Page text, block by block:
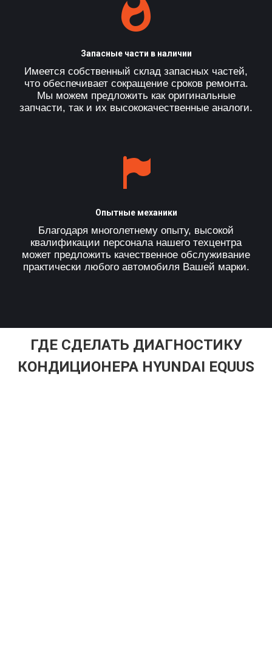
Запасные части в наличии
Имеется собственный склад запасных частей,
что обеспечивает сокращение сроков ремонта.
Мы можем предложить как оригинальные
запчасти, так и их высококачественные аналоги.
Опытные механики
Благодаря многолетнему опыту, высокой
квалификации персонала нашего техцентра
может предложить качественное обслуживание
практически любого автомобиля Вашей марки.
ГДЕ СДЕЛАТЬ ДИАГНОСТИКУ
КОНДИЦИОНЕРА HYUNDAI EQUUS